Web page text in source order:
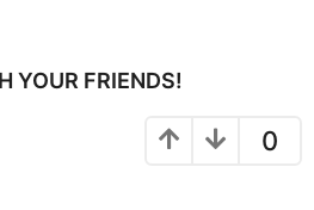
YOUR FRIENDS!
0